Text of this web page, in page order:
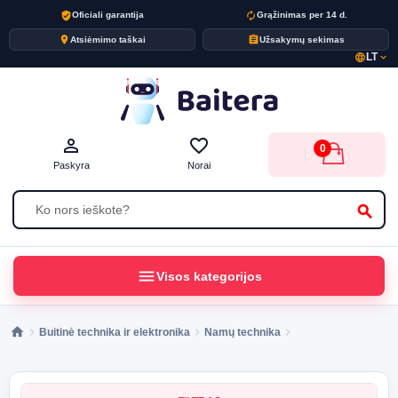
verified_userOficiali garantija autorenewGrąžinimas per 14 d.
placeAtsiėmimo taškai assignmentUžsakymų sekimas
language LTexpand_more
search
person_outline
Paskyra
favorite_border
Norai
0
menuVisos kategorijos
Buitinė technika ir elektronika Namų technika